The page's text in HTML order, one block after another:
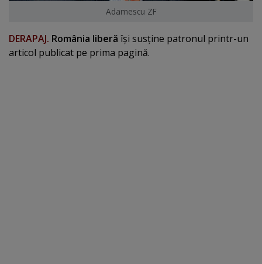
Adamescu ZF
DERAPAJ. România liberă îşi susţine patronul printr-un
articol publicat pe prima pagină.